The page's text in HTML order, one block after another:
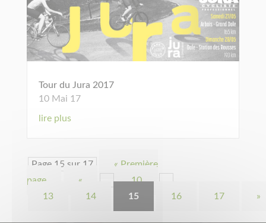
Tour du Jura 2017
10 Mai 17
lire plus
Page 15 sur 17
« Première
page
« 10
13
14 15 16 17 »